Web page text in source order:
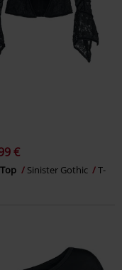
€
Sinister Gothic
T-